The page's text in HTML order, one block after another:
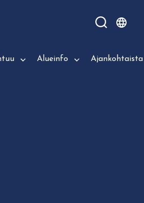
Alueinfo Ajankohtaista